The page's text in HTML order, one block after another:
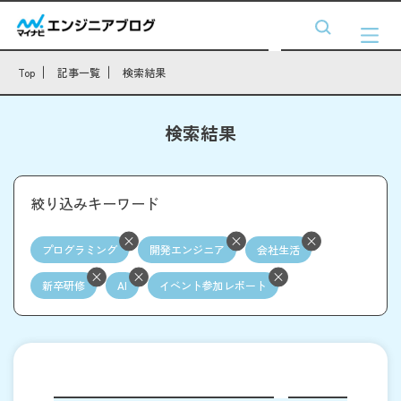
Top 記事一覧 検索結果
検索結果
絞り込みキーワード
プログラミング 開発エンジニア 会社生活
新卒研修 AI イベント参加レポート